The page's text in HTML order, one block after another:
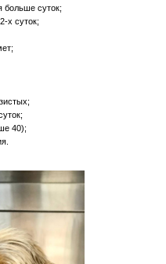
больше суток;
х суток;
40);